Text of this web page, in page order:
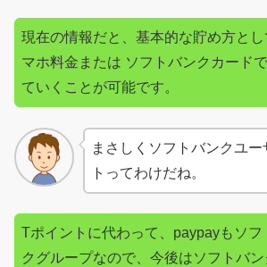
現在の情報だと、基本的な貯め方とし
マホ料金または ソフトバンクカード
ていくことが可能です。
まさしくソフトバンクユ
トってわけだね。
Tポイントに代わって、paypayもソフ
クグループなので、今後はソフトバン